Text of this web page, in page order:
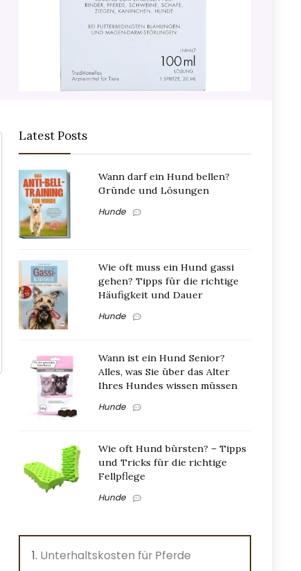
Latest Posts
Wann darf ein Hund bellen?
Gründe und Lösungen
Hunde
Wie oft muss ein Hund gassi
gehen? Tipps für die richtige
Häufigkeit und Dauer
Hunde
Wann ist ein Hund Senior?
Alles, was Sie über das Alter
Ihres Hundes wissen müssen
Hunde
Wie oft Hund bürsten? – Tipps
und Tricks für die richtige
Fellpflege
Hunde
Unterhaltskosten für Pferde